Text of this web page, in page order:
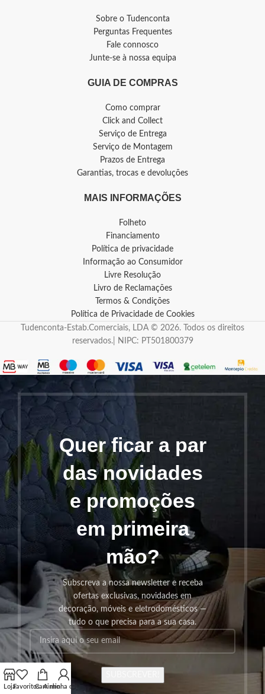
Sobre o Tudenconta
Perguntas Frequentes
Fale connosco
Junte-se à nossa equipa
GUIA DE COMPRAS
Como comprar
Click and Collect
Serviço de Entrega
Serviço de Montagem
Prazos de Entrega
Garantias, trocas e devoluções
MAIS INFORMAÇÕES
Folheto
Financiamento
Política de privacidade
Informação ao Consumidor
Livre Resolução
Livro de Reclamações
Termos & Condições
Política de Privacidade de Cookies
Tudenconta-Estab.Comerciais, LDA © 2026. Todos os direitos
reservados.| NIPC: PT501800379
Quer ficar a par
das novidades
e promoções
em primeira
mão?
Subscreva a nossa newsletter e receba
ofertas exclusivas, novidades em
decoração, móveis e eletrodomésticos —
tudo o que precisa para a sua casa.
LojaFavoritosCarrinho
A minha conta